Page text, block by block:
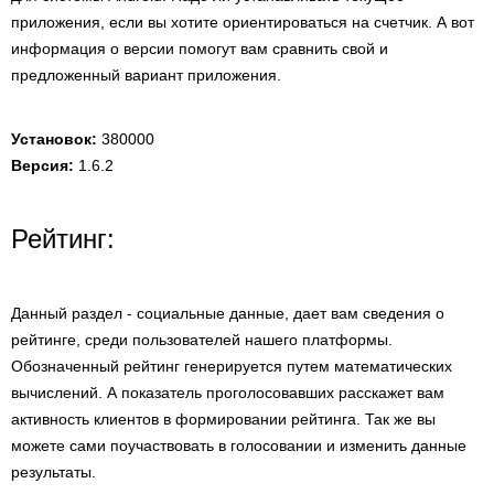
приложения, если вы хотите ориентироваться на счетчик. А вот
информация о версии помогут вам сравнить свой и
предложенный вариант приложения.
Установок: 380000
Версия: 1.6.2
Рейтинг:
Данный раздел - социальные данные, дает вам сведения о
рейтинге, среди пользователей нашего платформы.
Обозначенный рейтинг генерируется путем математических
вычислений. А показатель проголосовавших расскажет вам
активность клиентов в формировании рейтинга. Так же вы
можете сами поучаствовать в голосовании и изменить данные
результаты.